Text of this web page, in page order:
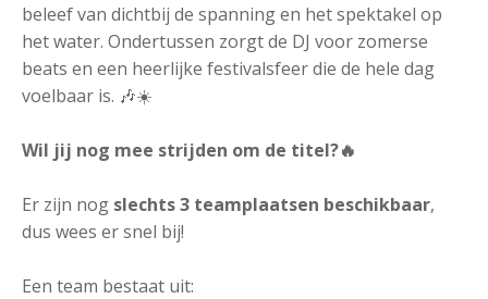
beleef van dichtbij de spanning en het spektakel op
het water. Ondertussen zorgt de DJ voor zomerse
beats en een heerlijke festivalsfeer die de hele dag
voelbaar is. 🎶☀️
Wil jij nog mee strijden om de titel?🔥
Er zijn nog slechts 3 teamplaatsen beschikbaar,
dus wees er snel bij!
Een team bestaat uit: